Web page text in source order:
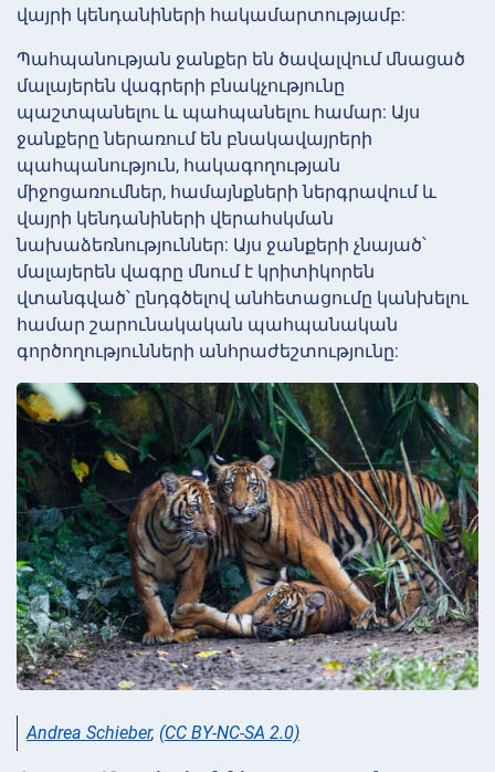
վայրի կենդանիների հակամարտությամբ:
Պահպանության ջանքեր են ծավալվում մնացած
մալայերեն վագրերի բնակչությունը
պաշտպանելու և պահպանելու համար: Այս
ջանքերը ներառում են բնակավայրերի
պահպանություն, հակագողության
միջոցառումներ, համայնքների ներգրավում և
վայրի կենդանիների վերահսկման
նախաձեռնություններ: Այս ջանքերի չնայած՝
մալայերեն վագրը մնում է կրիտիկորեն
վտանգված՝ ընդգծելով անհետացումը կանխելու
համար շարունակական պահպանական
գործողությունների անհրաժեշտությունը:
Andrea Schieber, (CC BY-NC-SA 2.0)